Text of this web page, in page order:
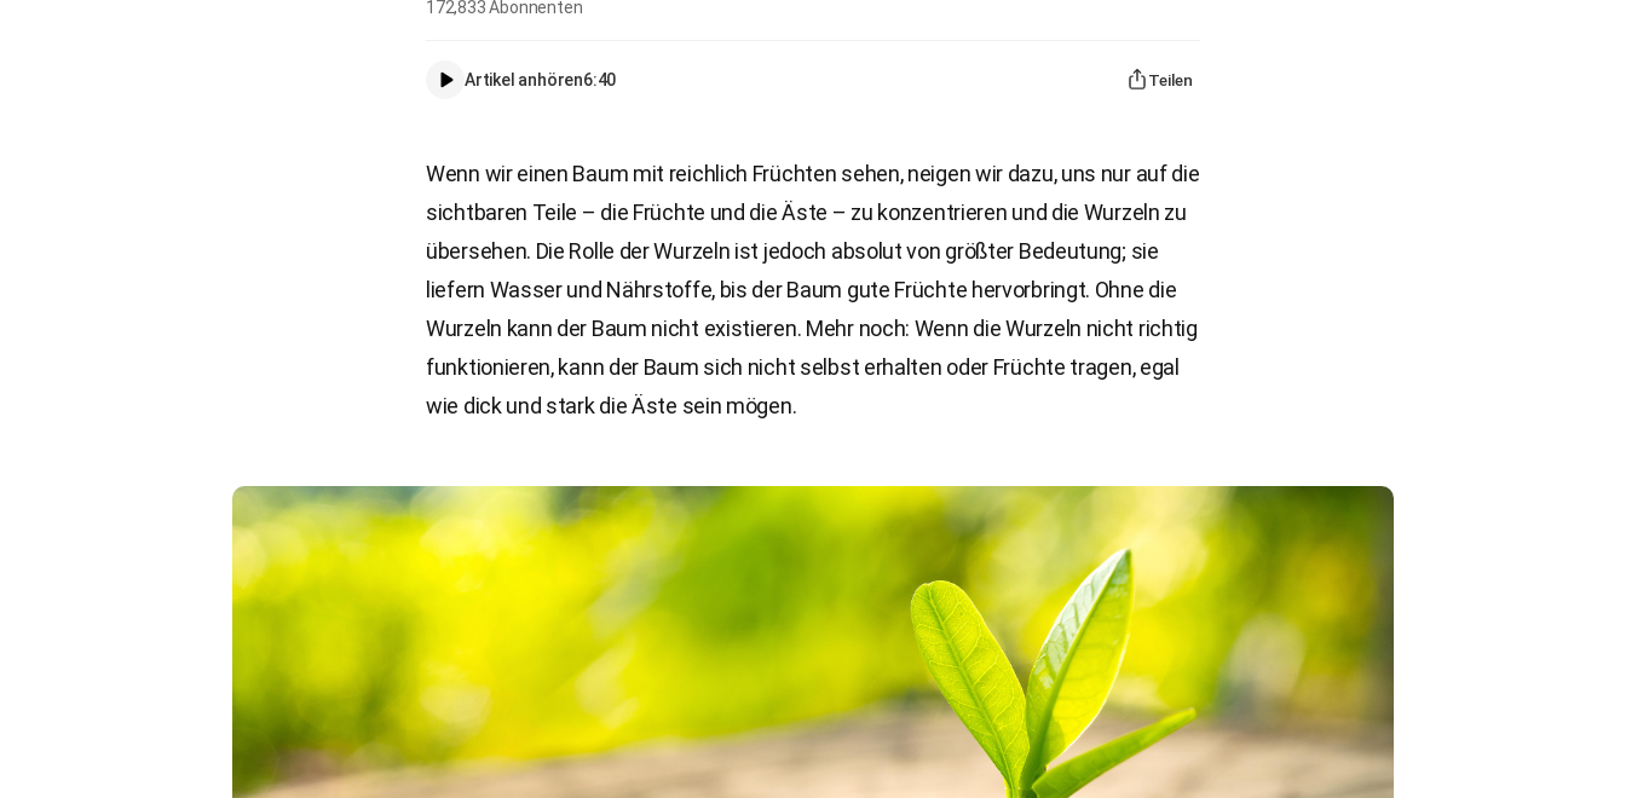
172,833Abonnenten
Artikel anhören6:40 Teilen
Wenn wir einen Baum mit reichlich Früchten sehen, neigen wir dazu, uns nur auf die
sichtbaren Teile – die Früchte und die Äste – zu konzentrieren und die Wurzeln zu
übersehen. Die Rolle der Wurzeln ist jedoch absolut von größter Bedeutung; sie
liefern Wasser und Nährstoffe, bis der Baum gute Früchte hervorbringt. Ohne die
Wurzeln kann der Baum nicht existieren. Mehr noch: Wenn die Wurzeln nicht richtig
funktionieren, kann der Baum sich nicht selbst erhalten oder Früchte tragen, egal
wie dick und stark die Äste sein mögen.